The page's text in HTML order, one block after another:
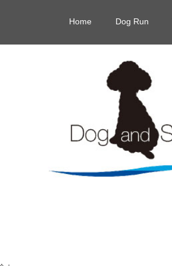
Home Dog Run